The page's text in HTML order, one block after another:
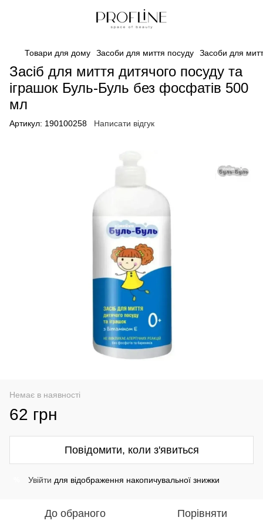
Товари для дому Засоби для миття посуду Засоби для
Засіб для миття дитячого посуду та
іграшок Буль-Буль без фосфатів 500
мл
Артикул: 190100258 Написати відгук
Немає в наявності
62 грн
Повідомити, коли з'явиться
Увійти для відображення накопичувальної знижки
До обраного Порівняти